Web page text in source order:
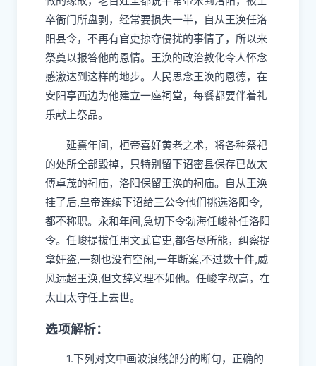
卒衙门所盘剥，经常要损失一半，自从王涣任洛
阳县令，不再有官吏掠夺侵扰的事情了，所以来
祭奠以报答他的恩情。王涣的政治教化令人怀念
感激达到这样的地步。人民思念王涣的恩德，在
安阳亭西边为他建立一座祠堂，每餐都要伴着礼
乐献上祭品。
延熹年间，桓帝喜好黄老之术，将各种祭祀
的处所全部毁掉，只特别留下诏密县保存已故太
傅卓茂的祠庙，洛阳保留王涣的祠庙。自从王涣
挂了后,皇帝连续下诏给三公令他们挑选洛阳令,
都不称职。永和年间,急切下令勃海任峻补任洛阳
令。任峻提拔任用文武官吏,都各尽所能，纠察捉
拿奸盗,一刻也没有空闲,一年断案,不过数十件,威
风远超王涣,但文辞义理不如他。任峻字叔高，在
太山太守任上去世。
选项解析：
1.下列对文中画波浪线部分的断句，正确的